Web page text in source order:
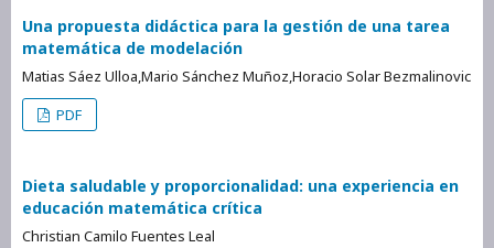
Una propuesta didáctica para la gestión de una tarea
matemática de modelación
Matias Sáez Ulloa,Mario Sánchez Muñoz,Horacio Solar Bezmalinovic
PDF
Dieta saludable y proporcionalidad: una experiencia en
educación matemática crítica
Christian Camilo Fuentes Leal